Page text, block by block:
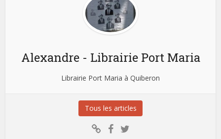
Alexandre - Librairie Port Maria
Librairie Port Maria à Quiberon
Tous les articles